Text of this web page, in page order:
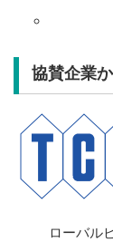
協賛企業
ローバル